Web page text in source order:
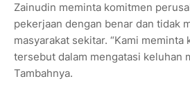
Zainudin meminta komitmen
pekerjaan dengan benar dan tidak
masyarakat sekitar. “Kami
tersebut dalam mengatasi keluhan
Tambahnya.